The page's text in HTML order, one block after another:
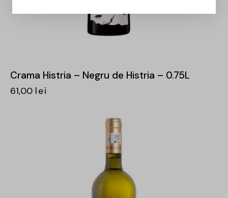
Crama Histria – Negru de Histria – 0.75L
61,00 lei